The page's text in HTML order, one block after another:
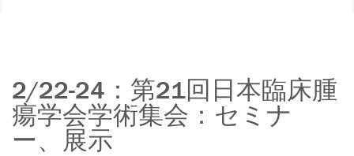
2/22-24：第21回日本臨床腫
瘍学会学術集会：セミナ
ー、展示